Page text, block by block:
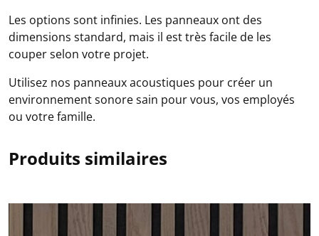
Les options sont infinies. Les panneaux ont des
dimensions standard, mais il est très facile de les
couper selon votre projet.
Utilisez nos panneaux acoustiques pour créer un
environnement sonore sain pour vous, vos employés
ou votre famille.
Produits similaires